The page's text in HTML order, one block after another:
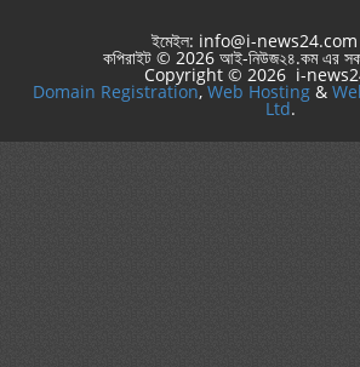
ইমেইল: info@i-news24.com
কপিরাইট © 2026 আই-নিউজ২৪.কম এর
Copyright © 2026 i-
Domain Registration,Web Hosting&
Ltd.